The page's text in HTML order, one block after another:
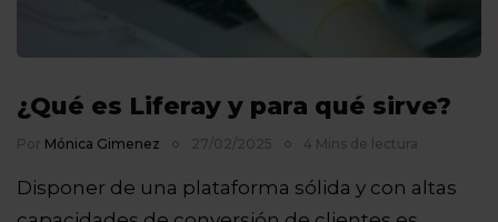
¿Qué es Liferay y para qué sirve?
Por Mónica Gimenez 27/02/2025 4 Mins de lectura
Disponer de una plataforma sólida y con altas